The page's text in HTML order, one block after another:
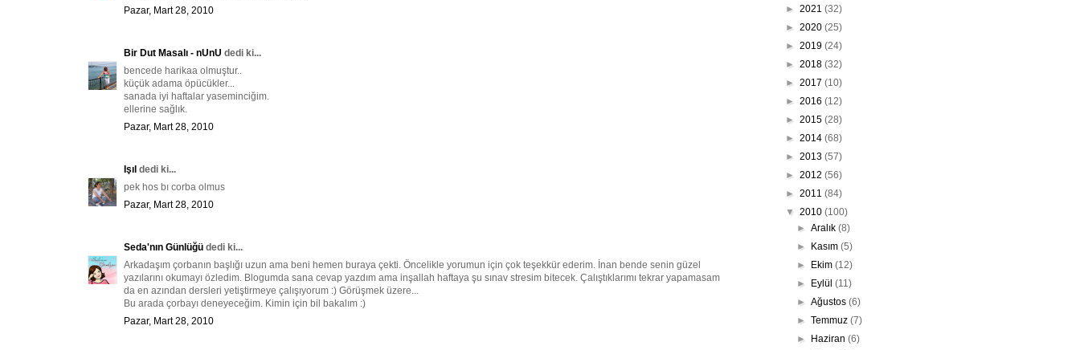
Pazar, Mart 28, 2010
Bir Dut Masalı - nUnU dedi ki...
bencede harikaa olmuştur..
küçük adama öpücükler...
sanada iyi haftalar yaseminciğim.
ellerine sağlık.
Pazar, Mart 28, 2010
Işıl dedi ki...
pek hos bı corba olmus
Pazar, Mart 28, 2010
Seda'nın Günlüğü dedi ki...
Arkadaşım çorbanın başlığı uzun ama beni hemen buraya çekti. Öncelikle yorumun için çok teşekkür ederim. İnan bende senin güzel
yazılarını okumayı özledim. Blogumda sana cevap yazdım ama inşallah haftaya şu sınav stresim bitecek. Çalıştıklarımı tekrar yapamasam
da en azından dersleri yetiştirmeye çalışıyorum :) Görüşmek üzere...
Bu arada çorbayı deneyeceğim. Kimin için bil bakalım :)
Pazar, Mart 28, 2010
► 2021 (32)
► 2020 (25)
► 2019 (24)
► 2018 (32)
► 2017 (10)
► 2016 (12)
► 2015 (28)
► 2014 (68)
► 2013 (57)
► 2012 (56)
► 2011 (84)
▼ 2010 (100)
►Aralık(8)
► Kasım(5)
► Ekim(12)
► Eylül(11)
►Ağustos(6)
►Temmuz(7)
► Haziran(6)